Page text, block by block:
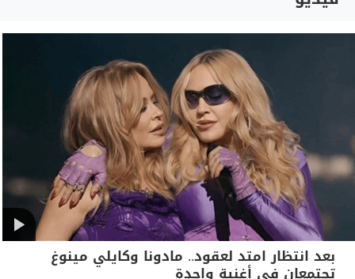
بعد انتظار امتد لعقود.. مادونا وكايلي مينوغ
تجتمعان في أغنية واحدة